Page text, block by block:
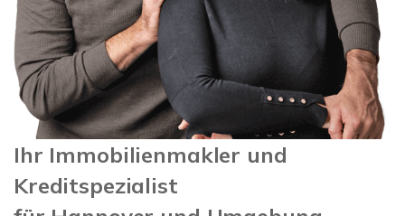
Ihr Immobilienmakler und
Kreditspezialist